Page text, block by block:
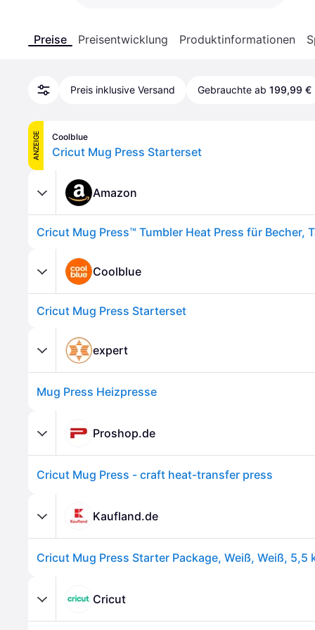
Preise Preisentwicklung Produktinformationen
Preis inklusive Versand Gebrauchte ab 199,99 €
ANZEIGE Coolblue
Cricut Mug Press Starterset
Amazon
Coolblue
Cricut Mug Press Starterset
expert
Mug Press Heizpresse
Proshop.de
Cricut Mug Press - craft heat-transfer press
Kaufland.de
Cricut